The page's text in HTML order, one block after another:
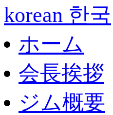
korean 한국
ホーム
会長挨拶
ジム概要